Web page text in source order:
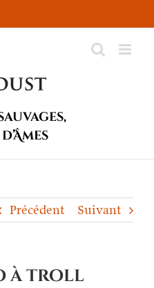
Précédent Suivant
à troll